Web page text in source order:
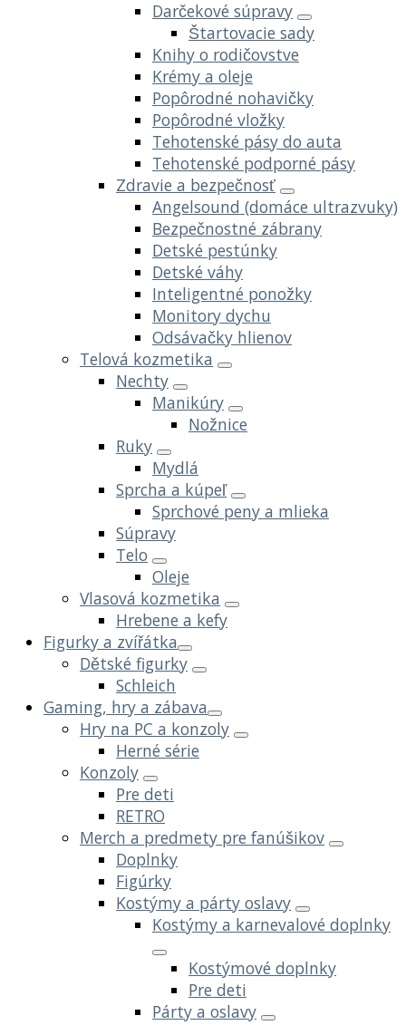
Darčekové súpravy
Štartovacie sady
Knihy o rodičovstve
Krémy a oleje
Popôrodné nohavičky
Popôrodné vložky
Tehotenské pásy do auta
Tehotenské podporné pásy
Zdravie a bezpečnosť
Angelsound (domáce ultrazvuky)
Bezpečnostné zábrany
Detské pestúnky
Detské váhy
Inteligentné ponožky
Monitory dychu
Odsávačky hlienov
Telová kozmetika
Nechty
Manikúry
Nožnice
Ruky
Mydlá
Sprcha a kúpeľ
Sprchové peny a mlieka
Súpravy
Telo
Oleje
Vlasová kozmetika
Hrebene a kefy
Figurky a zvířátka
Dětské figurky
Schleich
Gaming, hry a zábava
Hry na PC a konzoly
Herné série
Konzoly
Pre deti
RETRO
Merch a predmety pre fanúšikov
Doplnky
Figúrky
Kostýmy a párty oslavy
Kostýmy a karnevalové doplnky
Kostýmové doplnky
Pre deti
Párty a oslavy